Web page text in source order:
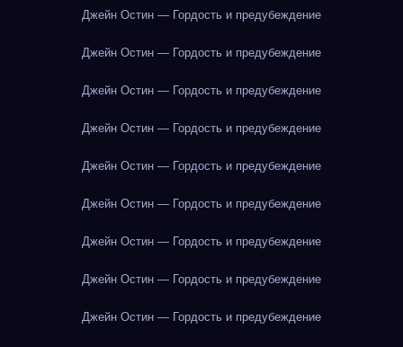
Джейн Остин — Гордость и предубеждение
Джейн Остин — Гордость и предубеждение
Джейн Остин — Гордость и предубеждение
Джейн Остин — Гордость и предубеждение
Джейн Остин — Гордость и предубеждение
Джейн Остин — Гордость и предубеждение
Джейн Остин — Гордость и предубеждение
Джейн Остин — Гордость и предубеждение
Джейн Остин — Гордость и предубеждение